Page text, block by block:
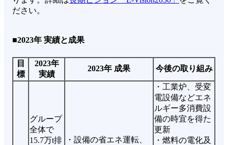
ださい。
■2023年 実績と成果
目
標
2023年
実績
2023年 成果 今後の取り組み
グループ
全体で
15.7万t排
・設備の省エネ運転、
・工業炉、受変
電設備などエネ
ルギー多消費設
備の時宜を得た
更新
・燃料の電化及